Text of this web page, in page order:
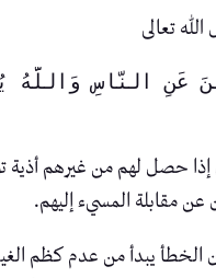
تعالى
عَنِ النّاسِ وَاللَّهُ
حصل لهم من غيرهم أذية
مقابلة المسيء إليهم.
لأن الخطأ يبدأ من عدم